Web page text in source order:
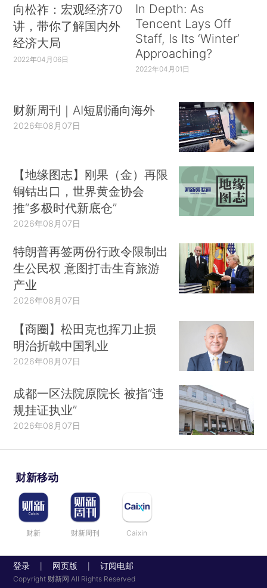
向松祚：宏观经济70
讲，带你了解国内外
经济大局
2022年04月06日
In Depth: As
Tencent Lays Off
Staff, Is Its ‘Winter’
Approaching?
2022年04月01日
财新周刊｜AI短剧涌向海外
2026年08月07日
【地缘图志】刚果（金）再限
铜钴出口，世界黄金协会
推“多极时代新底仓”
2026年08月07日
特朗普再签两份行政令限制出
生公民权 意图打击生育旅游
产业
2026年08月07日
【商圈】松田克也挥刀止损
明治折戟中国乳业
2026年08月07日
成都一区法院原院长 被指“违
规挂证执业”
2026年08月07日
财新移动
财新 财新周刊 Caixin
登录 网页版 订阅电邮
Copyright 财新网 All Rights Reserved